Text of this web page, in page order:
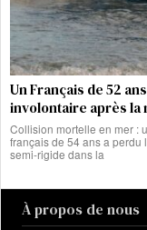
Un Français de 52
involontaire après la
Collision mortelle en mer :
français de 54 ans a perdu
semi-rigide dans la
À propos de nous